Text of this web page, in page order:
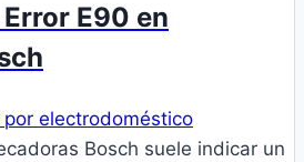
E90 en
electrodoméstico
Bosch suele indicar un